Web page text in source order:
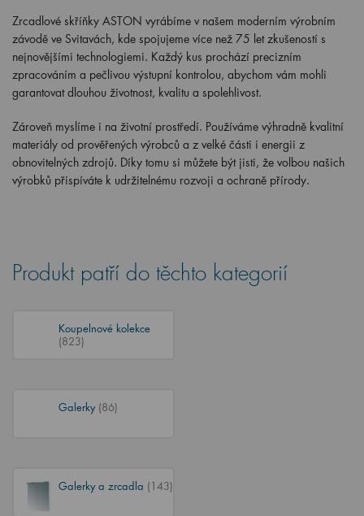
Zrcadlové skříňky ASTON vyrábíme v našem moderním výrobním
závodě ve Svitavách, kde spojujeme více než 75 let zkušeností s
nejnovějšími technologiemi. Každý kus prochází precizním
zpracováním a pečlivou výstupní kontrolou, abychom vám mohli
garantovat dlouhou životnost, kvalitu a spolehlivost.
Zároveň myslíme i na životní prostředí. Používáme výhradně kvalitní
materiály od prověřených výrobců a z velké části i energii z
obnovitelných zdrojů. Díky tomu si můžete být jisti, že volbou našich
výrobků přispíváte k udržitelnému rozvoji a ochraně přírody.
Produkt patří do těchto kategorií
Koupelnové kolekce
(823)
Galerky (86)
Galerky a zrcadla (143)